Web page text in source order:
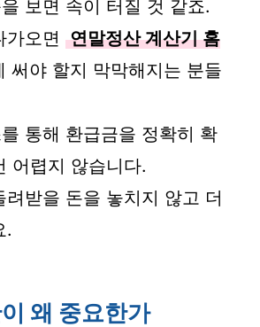
보면 속이 터질 것 같죠.
가오면 연말정산 계산기 홈
써야 할지 막막해지는 분들
통해 환급금을 정확히 확
어렵지 않습니다.
받을 돈을 놓치지 않고 더
.
왜 중요한가